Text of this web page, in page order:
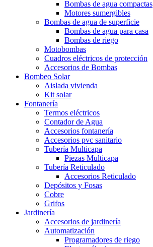
Bombas de agua compactas
Motores sumergibles
Bombas de agua de superficie
Bombas de agua para casa
Bombas de riego
Motobombas
Cuadros eléctricos de protección
Accesorios de Bombas
Bombeo Solar
Aislada vivienda
Kit solar
Fontanería
Termos eléctricos
Contador de Agua
Accesorios fontanería
Accesorios pvc sanitario
Tubería Multicapa
Piezas Multicapa
Tubería Reticulado
Accesorios Reticulado
Depósitos y Fosas
Cobre
Grifos
Jardinería
Accesorios de jardinería
Automatización
Programadores de riego